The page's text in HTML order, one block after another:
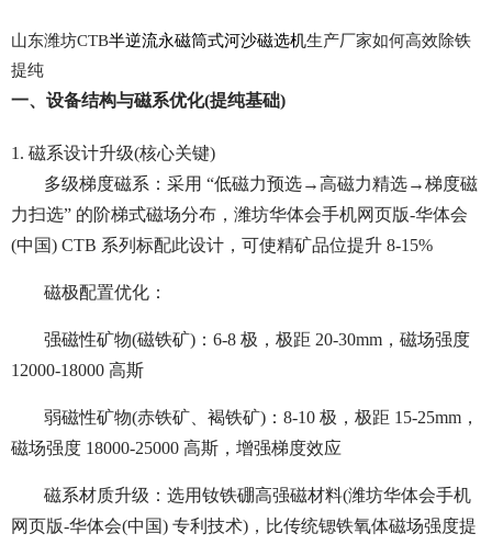
山东潍坊CTB半逆流永磁筒式河沙磁选机生产厂家如何高效除铁
提纯
一、设备结构与磁系优化(提纯基础)
1. 磁系设计升级(核心关键)
多级梯度磁系：采用 “低磁力预选→高磁力精选→梯度磁
力扫选” 的阶梯式磁场分布，潍坊华体会手机网页版-华体会
(中国) CTB 系列标配此设计，可使精矿品位提升 8-15%
磁极配置优化：
强磁性矿物(磁铁矿)：6-8 极，极距 20-30mm，磁场强度
12000-18000 高斯
弱磁性矿物(赤铁矿、褐铁矿)：8-10 极，极距 15-25mm，
磁场强度 18000-25000 高斯，增强梯度效应
磁系材质升级：选用钕铁硼高强磁材料(潍坊华体会手机
网页版-华体会(中国) 专利技术)，比传统锶铁氧体磁场强度提